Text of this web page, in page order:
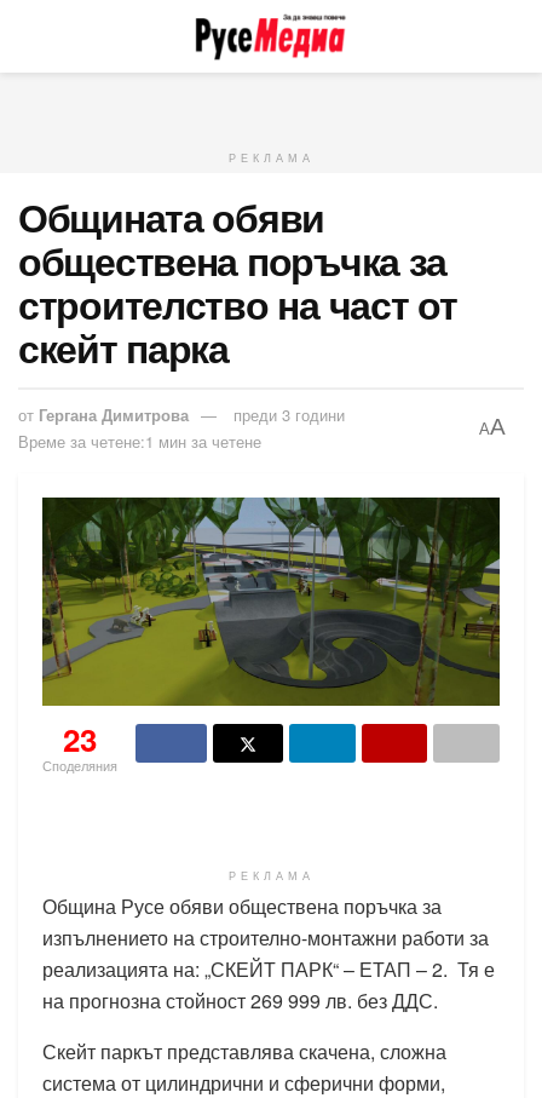
РЕКЛАМА
Общината обяви
обществена поръчка за
строителство на част от
скейт парка
от Гергана Димитрова
преди 3 години
Време за четене:1 мин за четене
AA
23
Споделяния
РЕКЛАМА
Община Русе обяви обществена поръчка за
изпълнението на строително-монтажни работи за
реализацията на: „СКЕЙТ ПАРК“ – ЕТАП – 2. Тя е
на прогнозна стойност 269 999 лв. без ДДС.
Скейт паркът представлява скачена, сложна
система от цилиндрични и сферични форми,